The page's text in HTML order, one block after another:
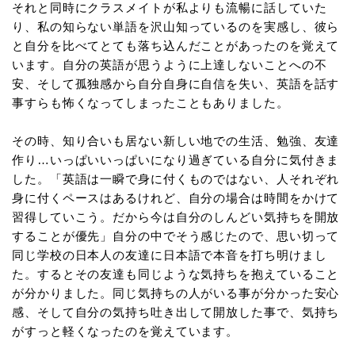
それと同時にクラスメイトが私よりも流暢に話していた
り、私の知らない単語を沢山知っているのを実感し、彼ら
と自分を比べてとても落ち込んだことがあったのを覚えて
います。自分の英語が思うように上達しないことへの不
安、そして孤独感から自分自身に自信を失い、英語を話す
事すらも怖くなってしまったこともありました。
その時、知り合いも居ない新しい地での生活、勉強、友達
作り…いっぱいいっぱいになり過ぎている自分に気付きま
した。「英語は一瞬で身に付くものではない、人それぞれ
身に付くペースはあるけれど、自分の場合は時間をかけて
習得していこう。だから今は自分のしんどい気持ちを開放
することが優先」自分の中でそう感じたので、思い切って
同じ学校の日本人の友達に日本語で本音を打ち明けまし
た。するとその友達も同じような気持ちを抱えていること
が分かりました。同じ気持ちの人がいる事が分かった安心
感、そして自分の気持ち吐き出して開放した事で、気持ち
がすっと軽くなったのを覚えています。